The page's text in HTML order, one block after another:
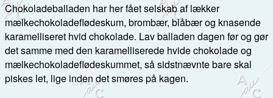
Chokoladeballaden har her fået selskab af lækker
mælkechokoladeflødeskum, brombær, blåbær og knasende
karamelliseret hvid chokolade. Lav balladen dagen før og gør
det samme med den karamelliserede hvide chokolade og
mælkechokoladeflødeskummet, så sidstnævnte bare skal
piskes let, lige inden det smøres på kagen.